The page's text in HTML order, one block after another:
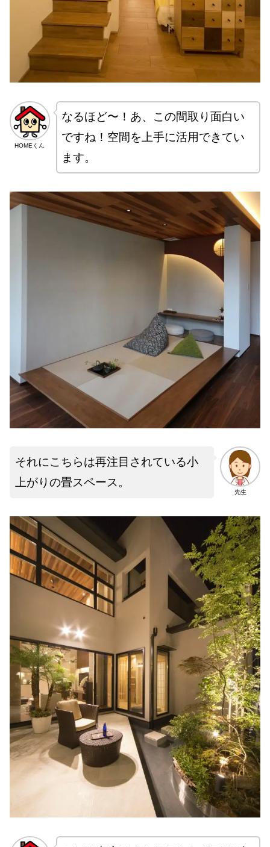
HOMEくん
なるほど〜！あ、この間取り面白い
ですね！空間を上手に活用できてい
ます。
先生
それにこちらは再注目されている小
上がりの畳スペース。